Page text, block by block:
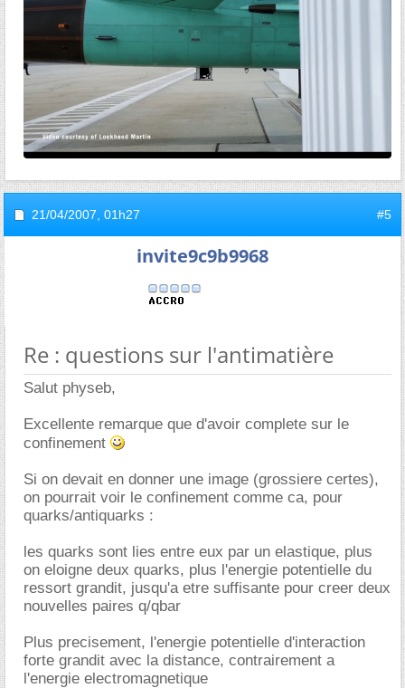
21/04/2007, 01h27 #5
invite9c9b9968
Re : questions sur l'antimatière
Salut physeb,
Excellente remarque que d'avoir complete sur le
confinement
Si on devait en donner une image (grossiere certes),
on pourrait voir le confinement comme ca, pour
quarks/antiquarks :
les quarks sont lies entre eux par un elastique, plus
on eloigne deux quarks, plus l'energie potentielle du
ressort grandit, jusqu'a etre suffisante pour creer deux
nouvelles paires q/qbar
Plus precisement, l'energie potentielle d'interaction
forte grandit avec la distance, contrairement a
l'energie electromagnetique